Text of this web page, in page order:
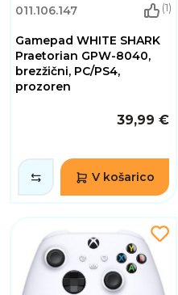
011.106.147 (1)
Gamepad WHITE SHARK
Praetorian GPW-8040,
brezžični, PC/PS4,
prozoren
39,99 €
V košarico